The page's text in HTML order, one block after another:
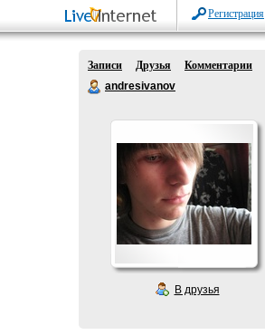
Регистрация
Записи Друзья
Комментарии
andresivanov
В друзья